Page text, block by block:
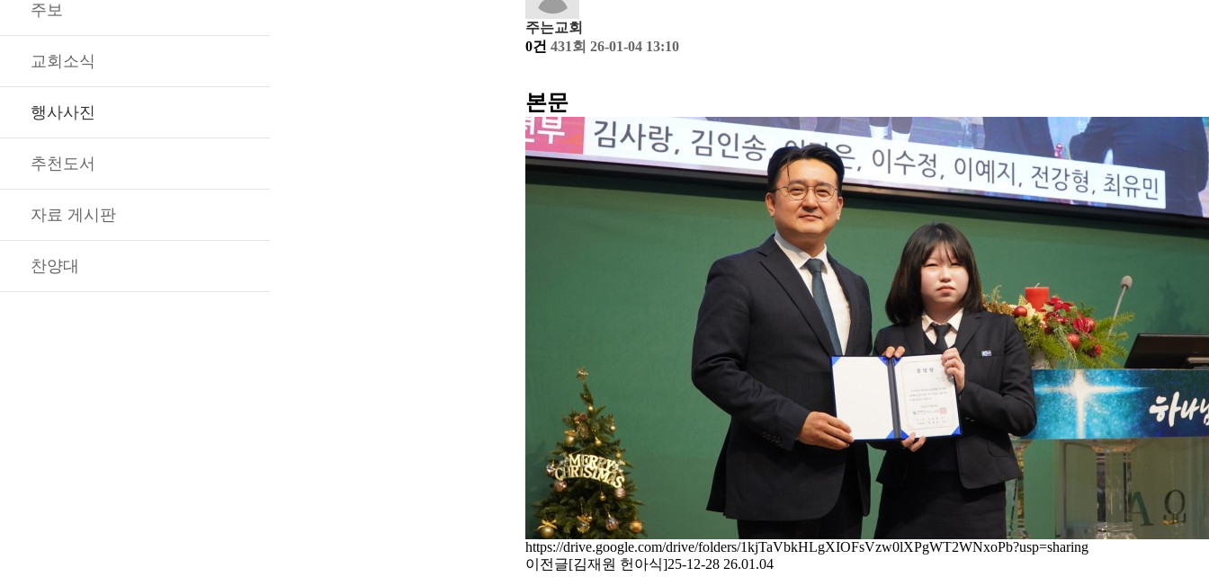
주보
교회소식
행사사진
추천도서
자료 게시판
찬양대
주는교회
0건 431회 26-01-04 13:10
본문
https://drive.google.com/drive/folders/1kjTaVbkHLgXIOFsVzw0lXPgWT2WNxoPb?usp=sharing
이전글[김재원 헌아식]25-12-28 26.01.04